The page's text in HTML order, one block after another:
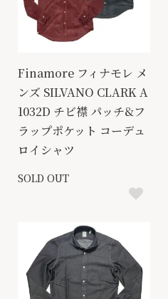
Finamore フィナモレ メ
ンズ SILVANO CLARK A
1032D チビ襟 パッチ&フ
ラップポケット コーデュ
ロイシャツ
SOLD OUT